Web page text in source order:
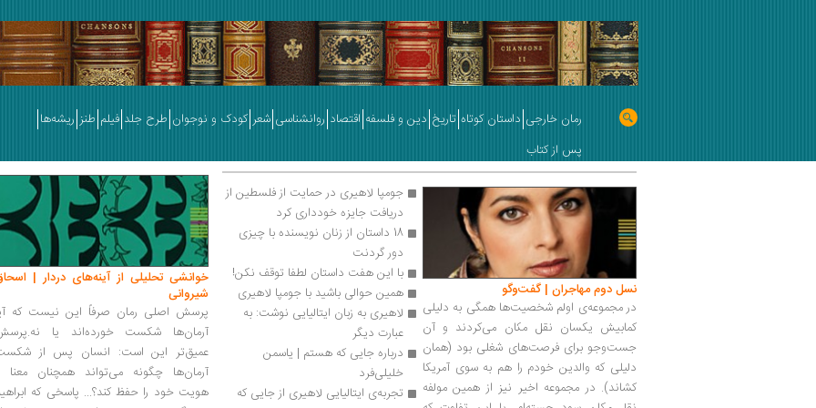
رمان خارجی داستان کوتاه تاریخ دین و فلسفه اقتصاد روانشناسی شعر کودک و نوجوان طرح جلد فیلم طنز ریشه‌ها
پس از کتاب
نسل دوم مهاجران | گفت‌وگو
در مجموعه‌ی اولم شخصیت‌ها همگی به دلیلی
کمابیش یکسان نقل مکان می‌کردند و آن
جست‌وجو برای فرصت‌های شغلی بود (همان
دلیلی که والدین خودم را هم به سوی آمریکا
کشاند). در مجموعه اخیر نیز از همین مولفه
دریافت جایزه خودداری کرد
دور گردنت
با این هفت داستان لطفا توقف نکن!
همین حوالی باشید با جومپا لاهیری
عبارت دیگر
خلیلی‌فرد
خوانشی تحلیلی از آینه‌های دردار |
شیروانی
پرسش اصلی رمان صرفاً این نیست که
آرمان‌ها شکست خورده‌اند یا
عمیق‌تر این است: انسان پس از
آرمان‌ها چگونه می‌تواند همچنان معنا
هویت خود را حفظ کند؟... پاسخی که